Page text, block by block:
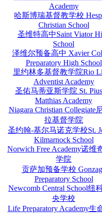
Academy
哈斯博瑞基督教学校
Christian School
圣维特高中Saint Viator
School
泽维尔预备高中 Xavier
Preparatory High School
里约林多基督教学院Rio
Adventist Academy
圣佑马蒂亚斯学院 St.
Matthias Academy
Niagara Christian Collegiate
拉基督学院
圣约翰-基尔马诺克学校St.
Kilmarnock School
Norwich Free Academy诺维
学院
贡萨加预备学校
Preparatory School
Newcomb Central School纽
央学校
Life Preparatory Academy生